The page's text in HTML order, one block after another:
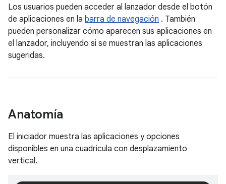
Los usuarios pueden acceder al lanzador desde el botón
de aplicaciones en la barra de navegación . También
pueden personalizar cómo aparecen sus aplicaciones en
el lanzador, incluyendo si se muestran las aplicaciones
sugeridas.
Anatomía
El iniciador muestra las aplicaciones y opciones
disponibles en una cuadrícula con desplazamiento
vertical.